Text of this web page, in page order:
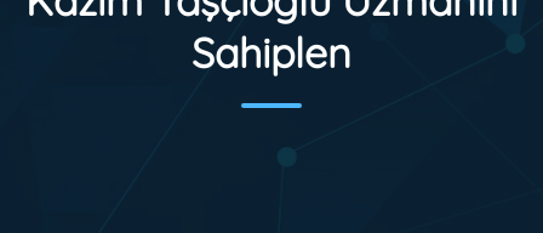
Sahiplen